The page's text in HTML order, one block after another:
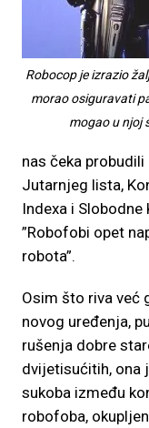
Robocop je izrazio
morao osiguravati
mogao u njoj
nas čeka
Jutarnjeg lista,
Indexa i
”Robofobi opet
robota”.
Osim što riva već
novog uređenja,
rušenja dobre
dvijetisućitih, ona
sukoba između
robofoba,